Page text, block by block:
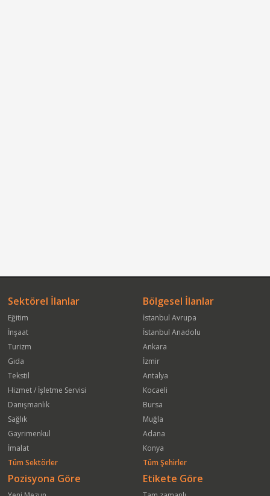
Sektörel İlanlar
Eğitim
İnşaat
Turizm
Gıda
Tekstil
Hizmet / İşletme Servisi
Danışmanlık
Sağlık
Gayrimenkul
İmalat
Tüm Sektörler
Bölgesel İlanlar
İstanbul Avrupa
İstanbul Anadolu
Ankara
İzmir
Antalya
Kocaeli
Bursa
Muğla
Adana
Konya
Tüm Şehirler
Pozisyona Göre Etikete Göre